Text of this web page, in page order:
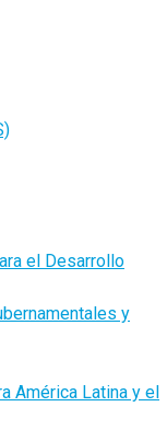
el Desarrollo
y
América Latina y el